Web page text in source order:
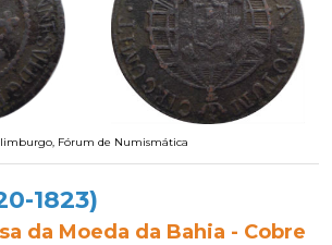
Fórum de Numismática
1823)
da Moeda da Bahia - Cobre